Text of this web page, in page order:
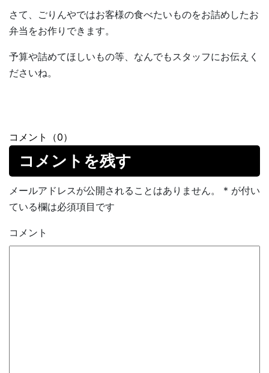
さて、ごりんやではお客様の食べたいものをお詰めしたお
弁当をお作りできます。
予算や詰めてほしいもの等、なんでもスタッフにお伝えく
ださいね。
コメント（0）
コメントを残す
メールアドレスが公開されることはありません。 * が付い
ている欄は必須項目です
コメント